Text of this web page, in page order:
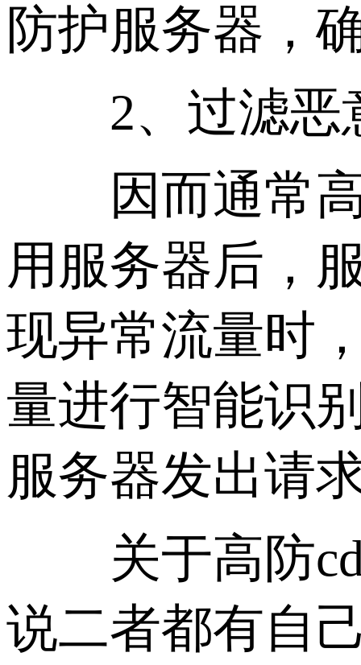
防护服务器，
2、过滤恶
因而通常高
用服务器后，
现异常流量时
量进行智能识
服务器发出请
关于高防cdn
说二者都有自